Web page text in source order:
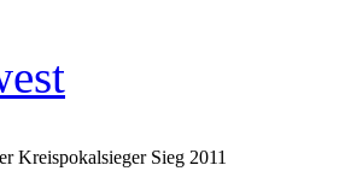
Kreispokalsieger Sieg 2011